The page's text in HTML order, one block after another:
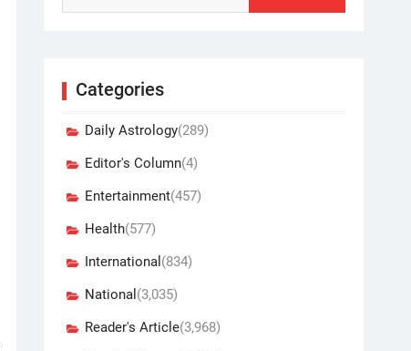
Categories
Daily Astrology(289)
Editor's Column(4)
Entertainment(457)
Health(577)
International (834)
National (3,035)
Reader's Article(3,968)